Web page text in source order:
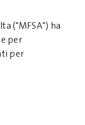
("MFSA") ha
per
per